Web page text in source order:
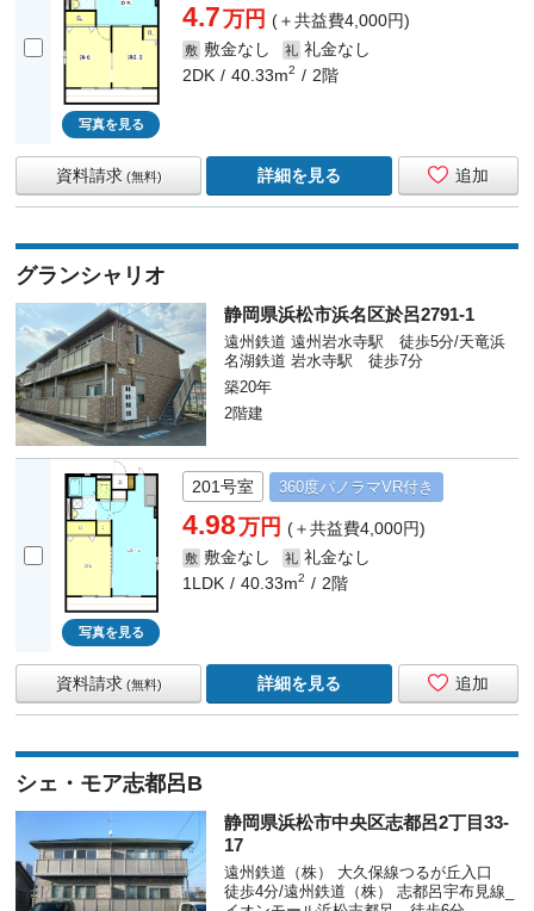
写真を見る
4.7万円(＋共益費4,000円)
敷 敷金なし 礼 礼金なし
2DK
40.33m2 2階
追加
資料請求 (無料) 詳細を見る
グランシャリオ
静岡県浜松市浜名区於呂2791-1
遠州鉄道 遠州岩水寺駅 徒歩5分/天竜浜
名湖鉄道 岩水寺駅 徒歩7分
築20年
2階建
写真を見る
201号室 360度パノラマVR付き
4.98万円(＋共益費4,000円)
敷 敷金なし 礼 礼金なし
1LDK
40.33m2 2階
追加
資料請求 (無料) 詳細を見る
シェ・モア志都呂B
静岡県浜松市中央区志都呂2丁目33-
17
遠州鉄道（株） 大久保線つるが丘入口
徒歩4分/遠州鉄道（株） 志都呂宇布見線_